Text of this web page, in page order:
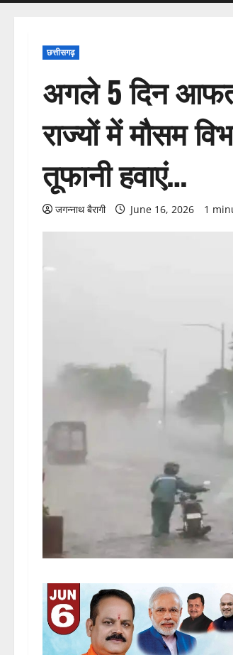
छत्तीसगढ़
अगले 5 दिन
राज्यों में मौसम
तूफानी हवाएं…
जगन्नाथ बैरागी June 16, 2026 1